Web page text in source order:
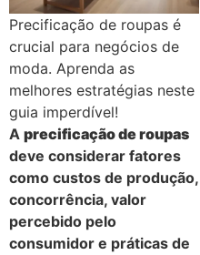
Precificação de roupas é
crucial para negócios de
moda. Aprenda as
melhores estratégias neste
guia imperdível!
A precificação de roupas
deve considerar fatores
como custos de produção,
concorrência, valor
percebido pelo
consumidor e práticas de